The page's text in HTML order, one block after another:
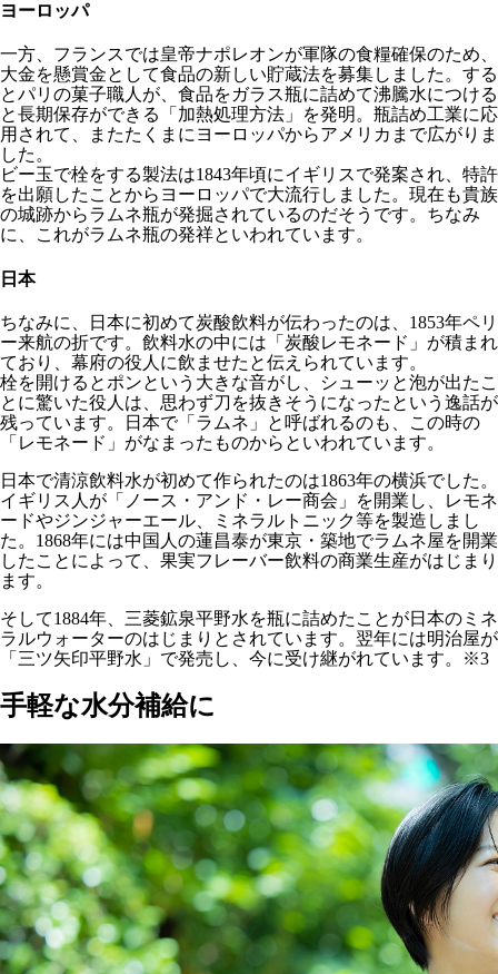
ヨーロッパ
一方、フランスでは皇帝ナポレオンが軍隊の食糧確保のため、
大金を懸賞金として食品の新しい貯蔵法を募集しました。する
とパリの菓子職人が、食品をガラス瓶に詰めて沸騰水につける
と長期保存ができる「加熱処理方法」を発明。瓶詰め工業に応
用されて、またたくまにヨーロッパからアメリカまで広がりま
した。
ビー玉で栓をする製法は1843年頃にイギリスで発案され、特許
を出願したことからヨーロッパで大流行しました。現在も貴族
の城跡からラムネ瓶が発掘されているのだそうです。ちなみ
に、これがラムネ瓶の発祥といわれています。
日本
ちなみに、日本に初めて炭酸飲料が伝わったのは、1853年ペリ
ー来航の折です。飲料水の中には「炭酸レモネード」が積まれ
ており、幕府の役人に飲ませたと伝えられています。
栓を開けるとポンという大きな音がし、シューッと泡が出たこ
とに驚いた役人は、思わず刀を抜きそうになったという逸話が
残っています。日本で「ラムネ」と呼ばれるのも、この時の
「レモネード」がなまったものからといわれています。
日本で清涼飲料水が初めて作られたのは1863年の横浜でした。
イギリス人が「ノース・アンド・レー商会」を開業し、レモネ
ードやジンジャーエール、ミネラルトニック等を製造しまし
た。1868年には中国人の蓮昌泰が東京・築地でラムネ屋を開業
したことによって、果実フレーバー飲料の商業生産がはじまり
ます。
そして1884年、三菱鉱泉平野水を瓶に詰めたことが日本のミネ
ラルウォーターのはじまりとされています。翌年には明治屋が
「三ツ矢印平野水」で発売し、今に受け継がれています。※3
手軽な水分補給に